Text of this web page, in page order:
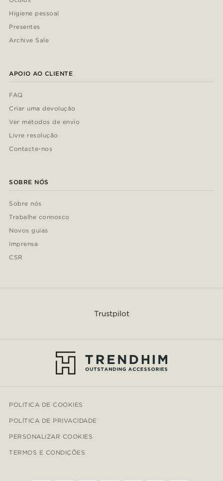
Higiene pessoal
Presentes
Archive Sale
APOIO AO CLIENTE
FAQ
Criar uma devolução
Ver métodos de envio
Livre resolução
Contacte-nos
SOBRE NÓS
Sobre nós
Trabalhe connosco
Novos guias
Imprensa
CSR
Trustpilot
POLITICA DE COOKIES
POLÍTICA DE PRIVACIDADE
PERSONALIZAR COOKIES
TERMOS E CONDIÇÕES